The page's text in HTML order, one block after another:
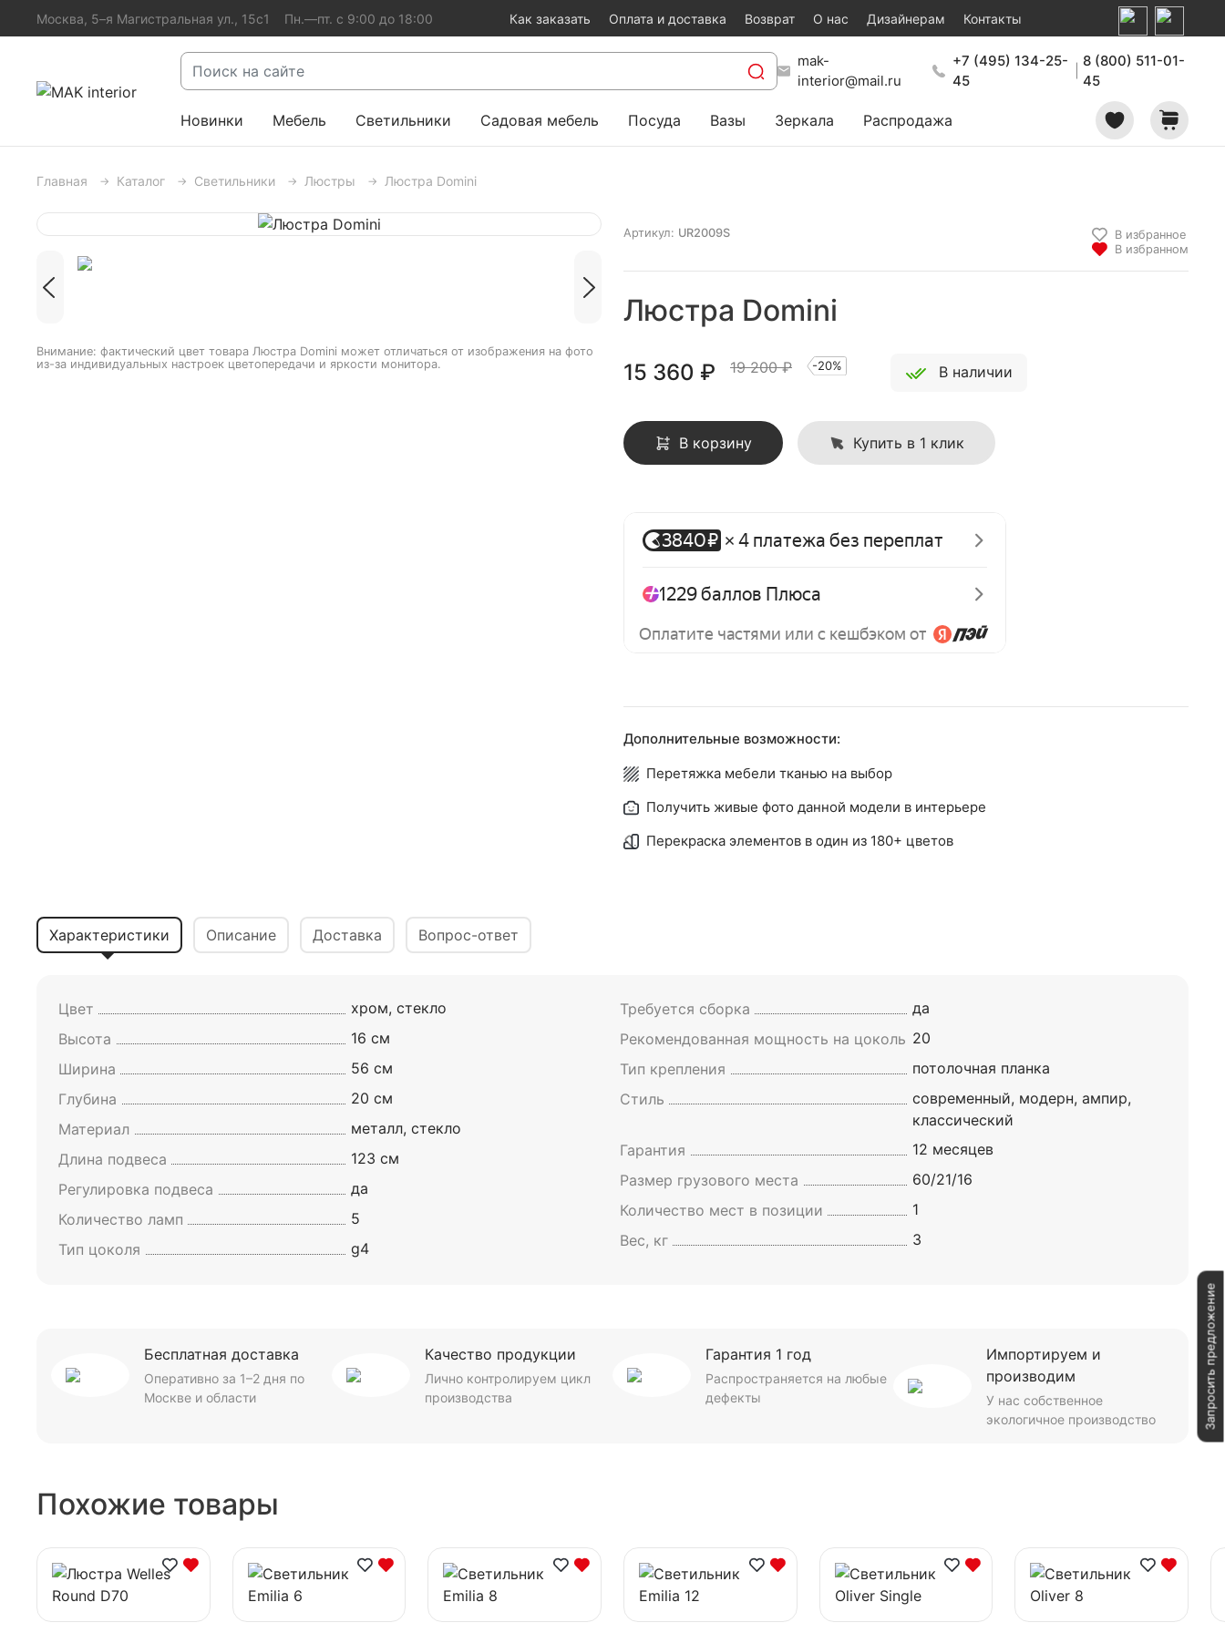
Москва, 5–я Магистральная ул., 15с1 Пн.—пт. с 9:00 до 18:00 Как заказать Оплата и доставка Возврат О нас Дизайнерам Контакты
mak-
interior@mail.ru
+7 (495) 134-25-
45
8 (800) 511-01-
45
Новинки Мебель Светильники Садовая мебель Посуда Вазы Зеркала Распродажа
Главная Каталог Светильники Люстры Люстра Domini
Внимание: фактический цвет товара Люстра Domini может отличаться от изображения на фото
из-за индивидуальных настроек цветопередачи и яркости монитора.
Артикул: UR2009S
В избранное
В избранном
Люстра Domini
15 360 ₽ 19 200 ₽ -20% В наличии
В корзину Купить в 1 клик
Дополнительные возможности:
Перетяжка мебели тканью на выбор
Получить живые фото данной модели в интерьере
Перекраска элементов в один из 180+ цветов
Характеристики Описание Доставка Вопрос-ответ
Цвет
хром, стекло
Высота
16 см
Ширина
56 см
Глубина
20 см
Материал
металл, стекло
Длина подвеса
123 см
Регулировка подвеса
да
Количество ламп
5
Тип цоколя
g4
Требуется сборка
да
Рекомендованная мощность на цоколь 20
Тип крепления
потолочная планка
Стиль
современный, модерн, ампир,
классический
Гарантия
12 месяцев
Размер грузового места
60/21/16
Количество мест в позиции
1
Вес, кг
3
Бесплатная доставка
Оперативно за 1–2 дня по
Москве и области
Качество продукции
Лично контролируем цикл
производства
Гарантия 1 год
Распространяется на любые
дефекты
Импортируем и
производим
У нас собственное
экологичное производство
Похожие товары
Запросить предложение